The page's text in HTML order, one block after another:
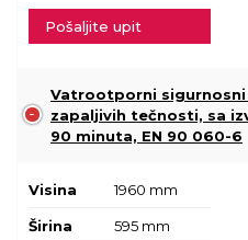
Pošaljite upit
Vatrootporni sigurnosni
zapaljivih tečnosti, sa
90 minuta, EN 90 060-6
Visina 1960 mm
Širina 595 mm